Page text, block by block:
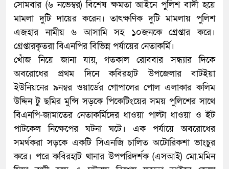
সোমবার (৬ নভেম্বর) বিশেষ ক্ষমতা আইনে পুলিশ বাদী হয়ে
মামলা দুটি দায়ের করেন। তাৎক্ষণিক দুটি মামলায় পুলিশ
এজহার নামীয় ৬ আসামি সহ ১০জনকে গ্রেপ্তার করে।
গ্রেপ্তারকৃতরা বিএনপির বিভিন্ন পর্যায়ের নেতাকর্মি।
খোঁজ নিয়ে জানা যায়, গতকাল রোববার সন্ধ্যার দিকে
অবরোধের প্রথম দিনে কবিরহাট উপজেলার বাটইয়া
ইউনিয়নের ৯নম্বর ওয়ার্ডের গোপালের পোল এলাকার কলিম
উদ্দিন টু ছমির মুন্সি সড়কে পিকেটিংয়ের সময় পুলিশের সাথে
বিএনপি-জামাতের নেতাকর্মিদের ধাওয়া পাল্টা ধাওয়া ও ইট
পাটকেল নিক্ষেপের ঘটনা ঘটে। এক পর্যায়ে অবরোধের
সমর্থকরা সড়কে একটি সিএনজি চালিত অটোরিকশা ভাংচুর
করে। পরে কবিরহাট থানার উপপরিদর্শক (এসআই) মো.মমিন